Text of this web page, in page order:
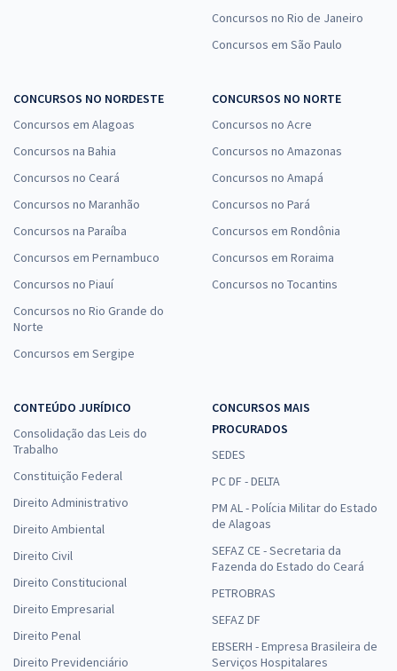
Concursos no Rio de Janeiro
Concursos em São Paulo
CONCURSOS NO NORDESTE
Concursos em Alagoas
Concursos na Bahia
Concursos no Ceará
Concursos no Maranhão
Concursos na Paraíba
Concursos em Pernambuco
Concursos no Piauí
Concursos no Rio Grande do
Norte
Concursos em Sergipe
CONCURSOS NO NORTE
Concursos no Acre
Concursos no Amazonas
Concursos no Amapá
Concursos no Pará
Concursos em Rondônia
Concursos em Roraima
Concursos no Tocantins
CONTEÚDO JURÍDICO
Consolidação das Leis do
Trabalho
Constituição Federal
Direito Administrativo
Direito Ambiental
Direito Civil
Direito Constitucional
Direito Empresarial
Direito Penal
Direito Previdenciário
CONCURSOS MAIS
PROCURADOS
SEDES
PC DF - DELTA
PM AL - Polícia Militar do Estado
de Alagoas
SEFAZ CE - Secretaria da
Fazenda do Estado do Ceará
PETROBRAS
SEFAZ DF
EBSERH - Empresa Brasileira de
Serviços Hospitalares